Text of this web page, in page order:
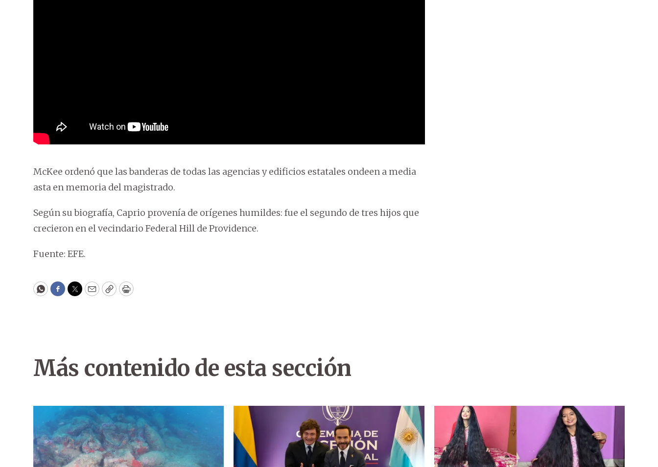
McKee ordenó que las banderas de todas las agencias y edificios estatales ondeen a media
asta en memoria del magistrado.
Según su biografía, Caprio provenía de orígenes humildes: fue el segundo de tres hijos que
crecieron en el vecindario Federal Hill de Providence.
Fuente: EFE.
WhatsApp
Facebook
Twitter
EmailCopyPrint
Más contenido de esta sección